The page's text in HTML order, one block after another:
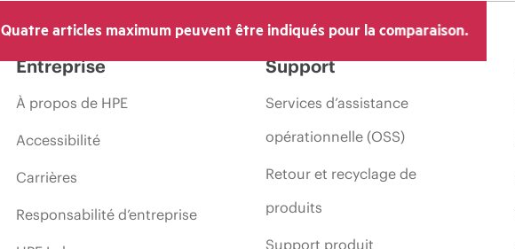
Quatre articles maximum peuvent être indiqués pour la comparaison.
Entreprise
À propos de HPE
Accessibilité
Carrières
Responsabilité d’entreprise
Support
Services d’assistance
opérationnelle (OSS)
Retour et recyclage de
produits
Support produit